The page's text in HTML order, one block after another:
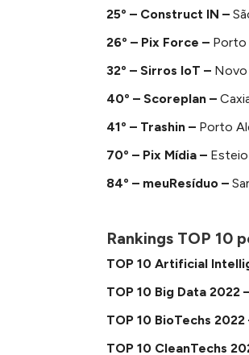
25º – Construct IN –
26º – Pix Force – Porto
32º – Sirros IoT – Novo
40º – Scoreplan –
41º – Trashin – Porto
70º – Pix Mídia – Esteio
84º – meuResíduo –
Rankings TOP 10
TOP 10 Artificial
TOP 10 Big Data 2022
TOP 10 BioTechs 2022
TOP 10 CleanTechs